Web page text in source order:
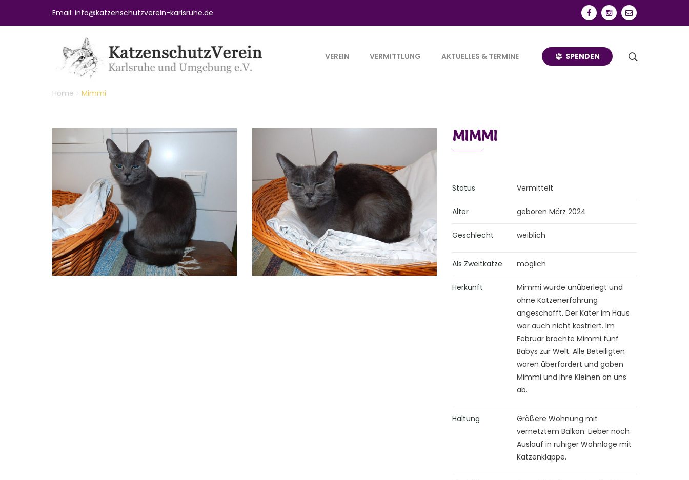
Email: info@katzenschutzverein-karlsruhe.de
VEREIN VERMITTLUNG AKTUELLES & TERMINE SPENDEN
Home Mimmi
MIMMI
Status Vermittelt
Alter geboren März 2024
Geschlecht weiblich
Als Zweitkatze möglich
Herkunft
Mimmi wurde unüberlegt und
ohne Katzenerfahrung
angeschafft. Der Kater im Haus
war auch nicht kastriert. Im
Februar brachte Mimmi fünf
Babys zur Welt. Alle Beteiligten
waren überfordert und gaben
Mimmi und ihre Kleinen an uns
ab.
Haltung
Größere Wohnung mit
vernetztem Balkon. Lieber noch
Auslauf in ruhiger Wohnlage mit
Katzenklappe.